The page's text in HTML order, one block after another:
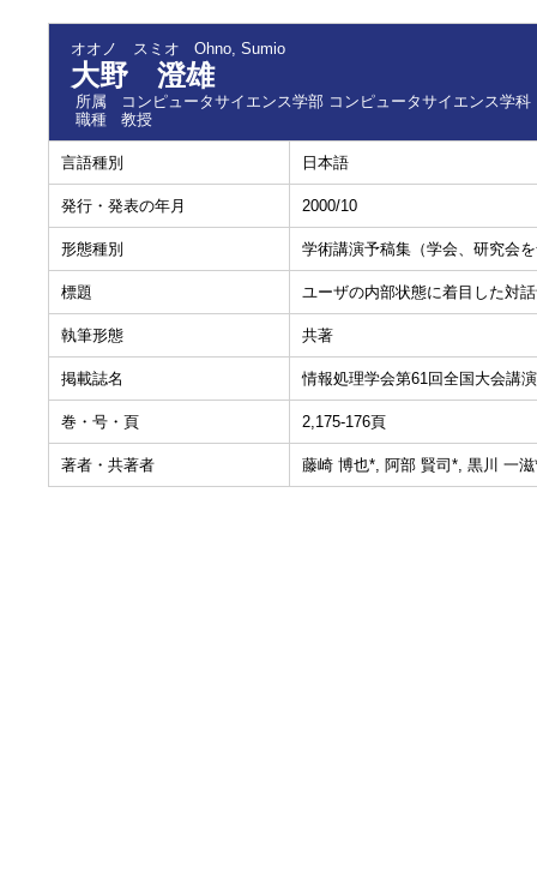
オオノ スミオ Ohno, Sumio
大野 澄雄
所属
コンピュータサイエンス学部 コンピュータサイエンス学科
職種
教授
言語種別 日本語
発行・発表の年月 2000/10
形態種別 学術講演予稿集（学会、研究会
標題 ユーザの内部状態に着目した対
執筆形態 共著
掲載誌名 情報処理学会第61回全国大会講
巻・号・頁 2,175-176頁
著者・共著者 藤崎 博也*, 阿部 賢司*, 黒川 一